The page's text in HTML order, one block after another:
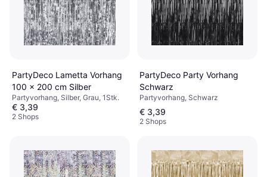
PartyDeco Lametta Vorhang
100 x 200 cm Silber
Partyvorhang, Silber, Grau, 1Stk.
€ 3,39
2 Shops
PartyDeco Party Vorhang
Schwarz
Partyvorhang, Schwarz
€ 3,39
2 Shops